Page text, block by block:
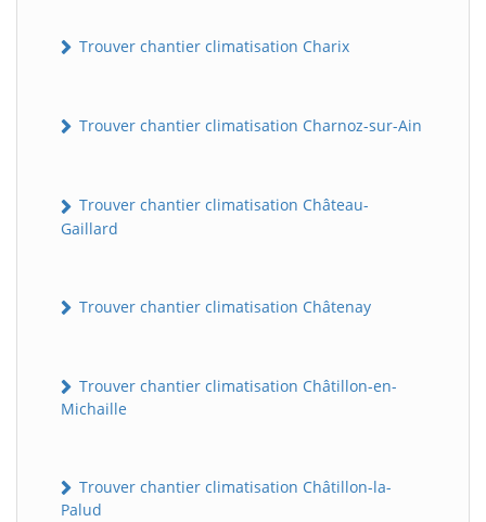
Trouver chantier climatisation Charix
Trouver chantier climatisation Charnoz-sur-Ain
Trouver chantier climatisation Château-
Gaillard
Trouver chantier climatisation Châtenay
Trouver chantier climatisation Châtillon-en-
Michaille
Trouver chantier climatisation Châtillon-la-
Palud